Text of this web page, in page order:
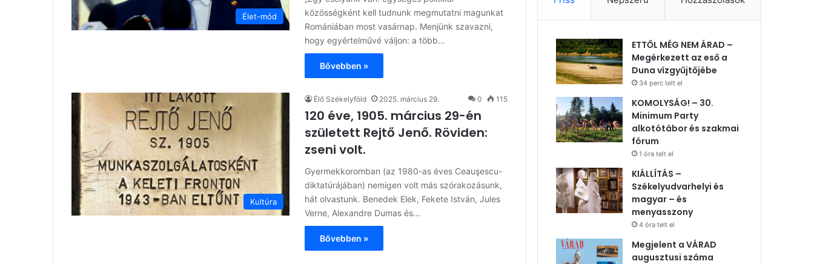
Élet-mód
közösségként kell tudnunk megmutatni magunkat
Romániában most vasárnap. Menjünk szavazni,
hogy egyértelművé váljon: a több…
Bővebben »
Kultúra
Élő Székelyföld 2025. március 29. 0 115
120 éve, 1905. március 29-én
született Rejtő Jenő. Röviden:
zseni volt.
Gyermekkoromban (az 1980-as éves Ceauşescu-
diktatúrájában) nemigen volt más szórakozásunk,
hát olvastunk. Benedek Elek, Fekete István, Jules
Verne, Alexandre Dumas és…
Bővebben »
ETTŐL MÉG NEM ÁRAD –
Megérkezett az eső a
Duna vízgyűjtőjébe
34 perc telt el
KOMOLYSÁG! – 30.
Minimum Party
alkotótábor és szakmai
fórum
1 óra telt el
KIÁLLÍTÁS –
Székelyudvarhelyi és
magyar – és
menyasszony
4 óra telt el
Megjelent a VÁRAD
augusztusi száma